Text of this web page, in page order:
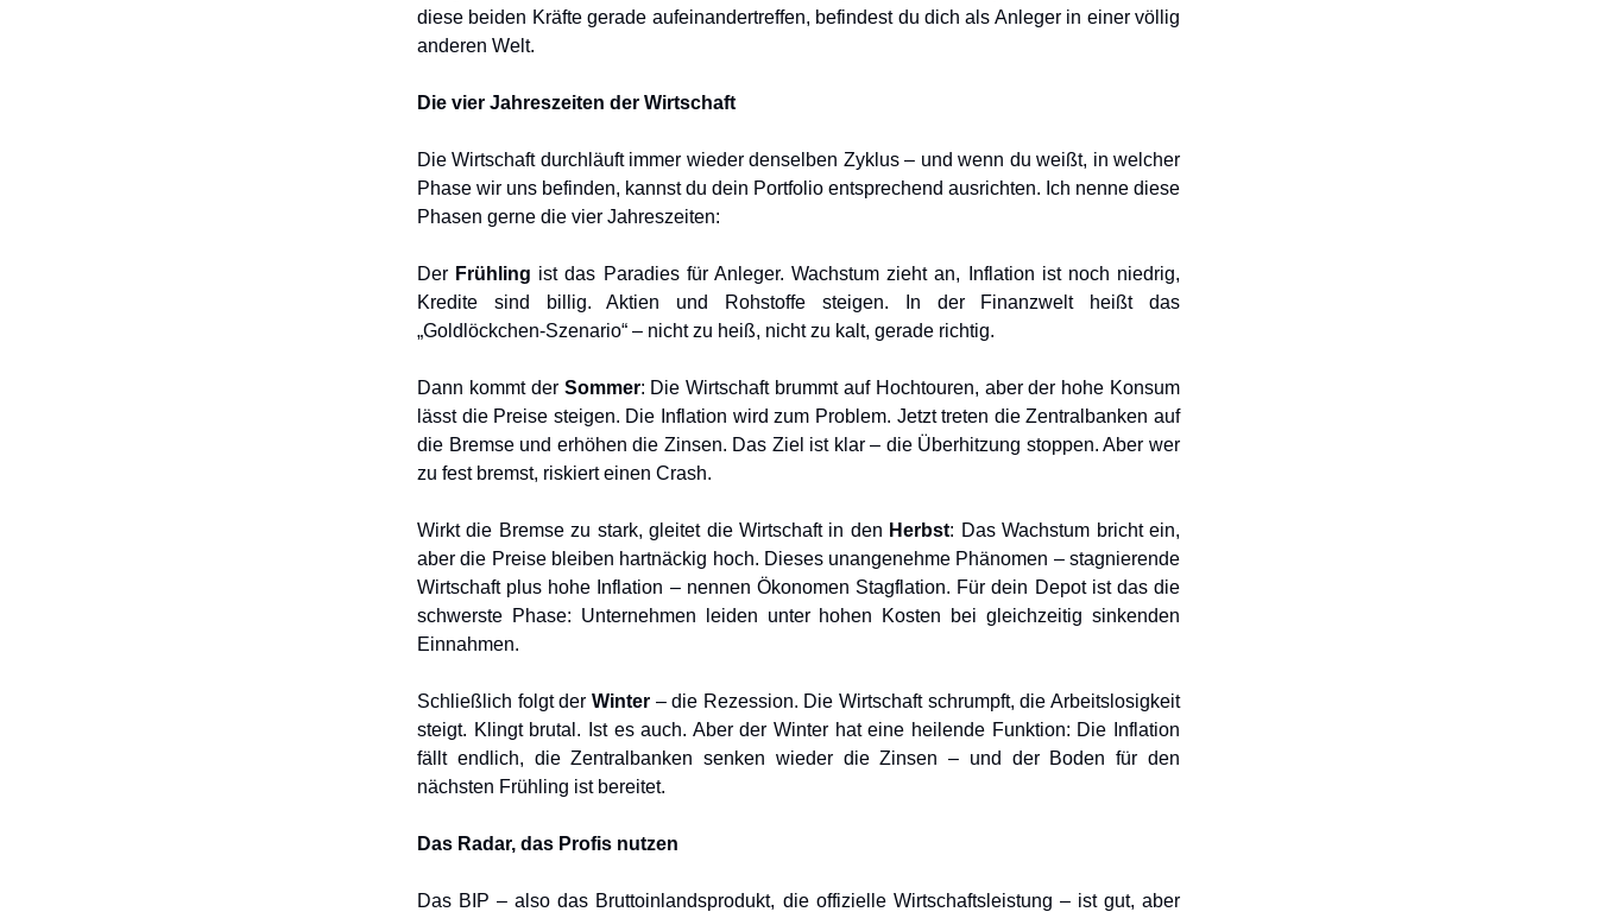
diese beiden Kräfte gerade aufeinandertreffen, befindest du dich als Anleger in einer völlig
anderen Welt.
Die vier Jahreszeiten der Wirtschaft
Die Wirtschaft durchläuft immer wieder denselben Zyklus – und wenn du weißt, in welcher
Phase wir uns befinden, kannst du dein Portfolio entsprechend ausrichten. Ich nenne diese
Phasen gerne die vier Jahreszeiten:
Der Frühling ist das Paradies für Anleger. Wachstum zieht an, Inflation ist noch niedrig,
Kredite sind billig. Aktien und Rohstoffe steigen. In der Finanzwelt heißt das
„Goldlöckchen-Szenario“ – nicht zu heiß, nicht zu kalt, gerade richtig.
Dann kommt der Sommer: Die Wirtschaft brummt auf Hochtouren, aber der hohe Konsum
lässt die Preise steigen. Die Inflation wird zum Problem. Jetzt treten die Zentralbanken auf
die Bremse und erhöhen die Zinsen. Das Ziel ist klar – die Überhitzung stoppen. Aber wer
zu fest bremst, riskiert einen Crash.
Wirkt die Bremse zu stark, gleitet die Wirtschaft in den Herbst: Das Wachstum bricht ein,
aber die Preise bleiben hartnäckig hoch. Dieses unangenehme Phänomen – stagnierende
Wirtschaft plus hohe Inflation – nennen Ökonomen Stagflation. Für dein Depot ist das die
schwerste Phase: Unternehmen leiden unter hohen Kosten bei gleichzeitig sinkenden
Einnahmen.
Schließlich folgt der Winter– die Rezession. Die Wirtschaft schrumpft, die Arbeitslosigkeit
steigt. Klingt brutal. Ist es auch. Aber der Winter hat eine heilende Funktion: Die Inflation
fällt endlich, die Zentralbanken senken wieder die Zinsen – und der Boden für den
nächsten Frühling ist bereitet.
Das Radar, das Profis nutzen
Das BIP – also das Bruttoinlandsprodukt, die offizielle Wirtschaftsleistung – ist gut, aber